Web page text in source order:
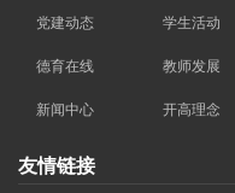
党建动态 学生活动
德育在线 教师发展
新闻中心 开高理念
友情链接